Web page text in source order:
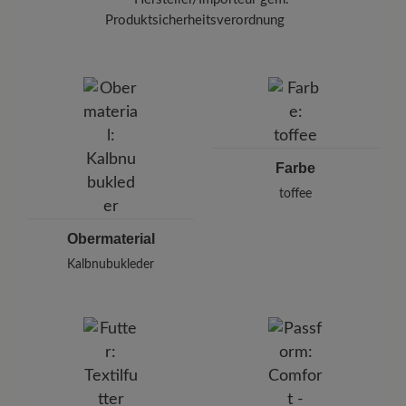
wiederherzustellen.
Produktsicherheitsverordnung
Pleidelsheimer Str. 15/1, 74321 Bietigheim-Bissingen,
E-mail:
kundenbetreuung@baer-schuhe.de
Obermaterial
Kalbnubukleder
Farbe
toffee